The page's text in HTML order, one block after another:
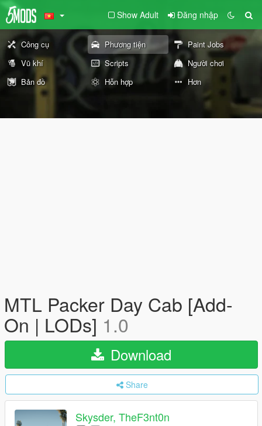
Show Adult Đăng nhập
Công cụ Phương tiện
Paint Jobs
Vũ khí
Scripts
Người chơi
Bản đồ
Hỗn hợp Hơn
MTL Packer Day Cab [Add-
On | LODs] 1.0
Download
Share
Skysder, TheF3nt0n